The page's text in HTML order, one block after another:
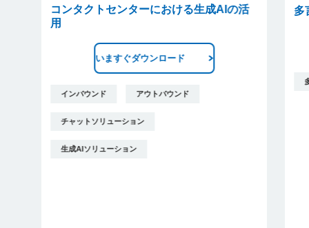
コンタクトセンターにおける生成AIの活
用
いますぐダウンロード
インバウンド アウトバウンド
チャットソリューション
生成AIソリューション
多